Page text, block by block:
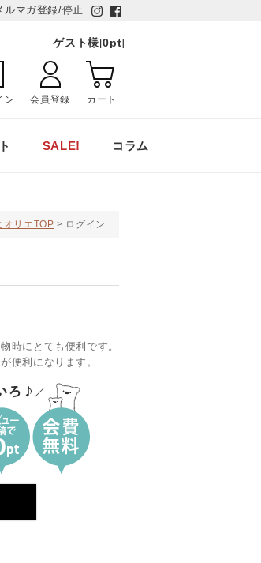
ルマガ登録/停止
ゲスト様[0pt]
ン 会員登録 カート
SALE! コラム
オリエTOP ログイン
時にとても便利です。
便利になります。